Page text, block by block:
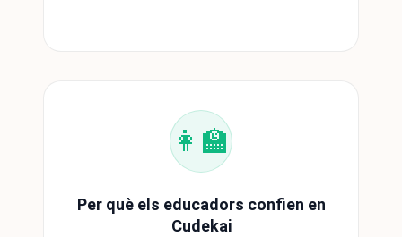
👩‍🏫
Per què els educadors confien en
Cudekai